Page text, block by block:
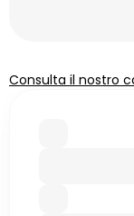
Consulta il nostro